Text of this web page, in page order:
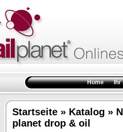
Home Ihr
Startseite » Katalog »
planet drop & oil